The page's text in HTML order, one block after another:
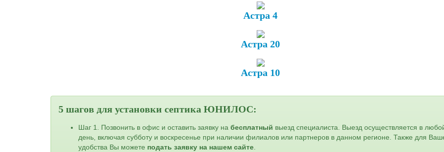
Астра 4
Астра 20
Астра 10
5 шагов для установки септика ЮНИЛОС:
Шаг 1. Позвонить в офис и оставить заявку на бесплатный выезд специалиста. Выезд осуществляется в
день, включая субботу и воскресенье при наличии филиалов или партнеров в данном регионе. Также для
удобства Вы можете подать заявку на нашем сайте